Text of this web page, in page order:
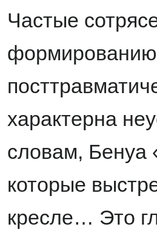
Частые
формированию
характерна
словам, Бенуа
которые
кресле… Это